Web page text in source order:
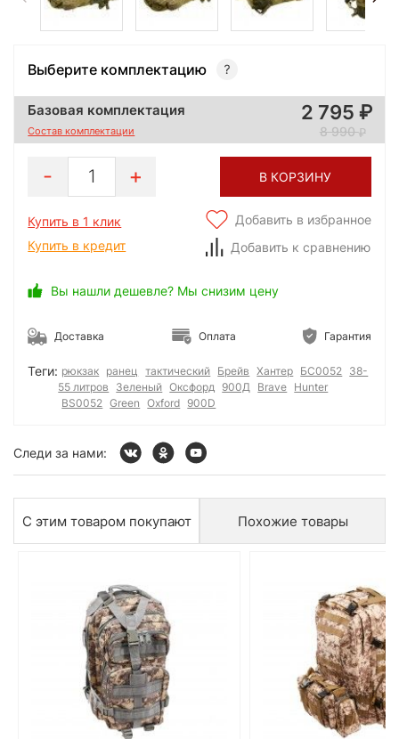
Выберите комплектацию
Базовая комплектация
Состав комплектации
2 795
8 990
1 В КОРЗИНУ
Купить в 1 клик
Купить в кредит
Добавить в избранное
Добавить к сравнению
Вы нашли дешевле? Мы снизим цену
Доставка Оплата Гарантия
Теги: рюкзак ранец тактический Брейв Хантер БС0052 38-
55 литров
Зеленый Оксфорд 900Д Brave Hunter
BS0052 Green Oxford 900D
Следи за нами:
С этим товаром покупают Похожие товары